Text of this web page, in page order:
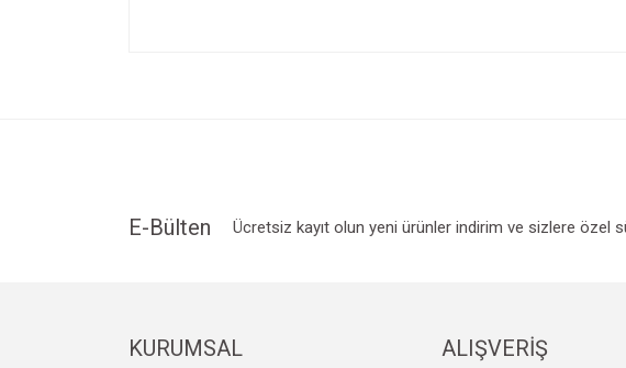
Bu ürüne benzer farklı alternatifler olmalı.
E-Bülten Ücretsiz kayıt olun yeni ürünler indirim ve sizlere özel
KURUMSAL ALIŞVERİŞ